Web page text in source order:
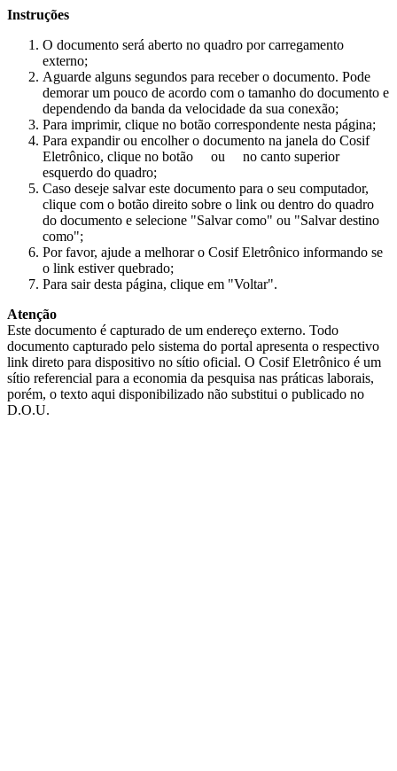
Instruções
O documento será aberto no quadro por carregamento
externo;
Aguarde alguns segundos para receber o documento. Pode
demorar um pouco de acordo com o tamanho do documento e
dependendo da banda da velocidade da sua conexão;
Para imprimir, clique no botão correspondente nesta página;
Para expandir ou encolher o documento na janela do Cosif
Eletrônico, clique no botão
ou
no canto superior
esquerdo do quadro;
Caso deseje salvar este documento para o seu computador,
clique com o botão direito sobre o link ou dentro do quadro
do documento e selecione "Salvar como" ou "Salvar destino
como";
Por favor, ajude a melhorar o Cosif Eletrônico informando se
o link estiver quebrado;
Para sair desta página, clique em "Voltar".
Atenção
Este documento é capturado de um endereço externo. Todo
documento capturado pelo sistema do portal apresenta o respectivo
link direto para dispositivo no sítio oficial. O Cosif Eletrônico é um
sítio referencial para a economia da pesquisa nas práticas laborais,
porém, o texto aqui disponibilizado não substitui o publicado no
D.O.U.